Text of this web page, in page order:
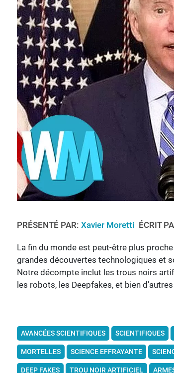
PRÉSENTÉ PAR: Xavier Moretti ÉCRIT
La fin du monde est peut-être plus
grandes découvertes technologiques et
Notre décompte inclut les trous noirs
les robots, les Deepfakes, et bien
AVANCÉES SCIENTIFIQUES SCIENTIFIQUES
MORTELLES SCIENCE EFFRAYANTE
DEEP FAKES TROU NOIR ARTIFICIEL